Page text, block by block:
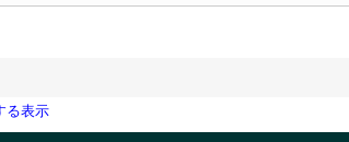
る表示